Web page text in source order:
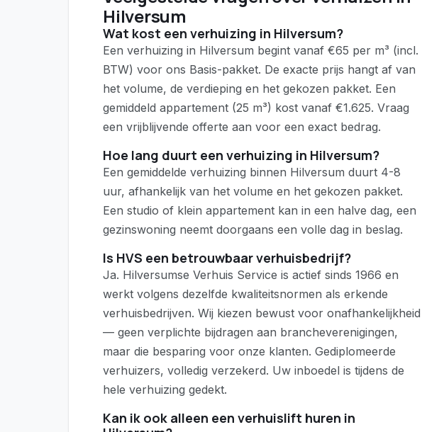
Hilversum
Wat kost een verhuizing in Hilversum?
Een verhuizing in Hilversum begint vanaf €65 per m³ (incl.
BTW) voor ons Basis-pakket. De exacte prijs hangt af van
het volume, de verdieping en het gekozen pakket. Een
gemiddeld appartement (25 m³) kost vanaf €1.625. Vraag
een vrijblijvende offerte aan voor een exact bedrag.
Hoe lang duurt een verhuizing in Hilversum?
Een gemiddelde verhuizing binnen Hilversum duurt 4-8
uur, afhankelijk van het volume en het gekozen pakket.
Een studio of klein appartement kan in een halve dag, een
gezinswoning neemt doorgaans een volle dag in beslag.
Is HVS een betrouwbaar verhuisbedrijf?
Ja. Hilversumse Verhuis Service is actief sinds 1966 en
werkt volgens dezelfde kwaliteitsnormen als erkende
verhuisbedrijven. Wij kiezen bewust voor onafhankelijkheid
— geen verplichte bijdragen aan brancheverenigingen,
maar die besparing voor onze klanten. Gediplomeerde
verhuizers, volledig verzekerd. Uw inboedel is tijdens de
hele verhuizing gedekt.
Kan ik ook alleen een verhuislift huren in